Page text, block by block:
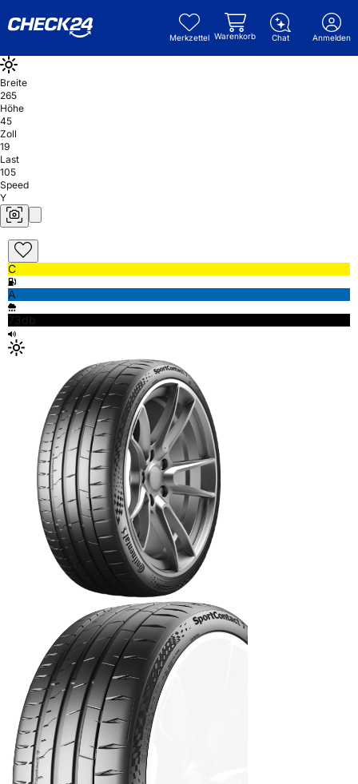
Merkzettel Warenkorb Chat Anmelden
Breite
265
Höhe
45
Zoll
19
Last
105
Speed
Y
C
A
73db